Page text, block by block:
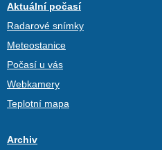
Aktuální počasí
Radarové snímky
Meteostanice
Počasí u vás
Webkamery
Teplotní mapa
Archiv